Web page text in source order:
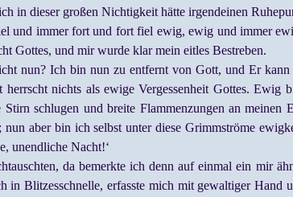
in dieser großen Nichtigkeit hätte irgendeinen
und immer fort und fort fiel ewig, ewig und immer
Gottes, und mir wurde klar mein eitles Bestreben.
nun? Ich bin nun zu entfernt von Gott, und Er
nichts als ewige Vergessenheit Gottes. Ewig
schlugen und breite Flammenzungen an meinen
aber bin ich selbst unter diese Grimmströme
unendliche Nacht!‘
da bemerkte ich denn auf einmal ein mir
in Blitzesschnelle, erfasste mich mit gewaltiger Hand